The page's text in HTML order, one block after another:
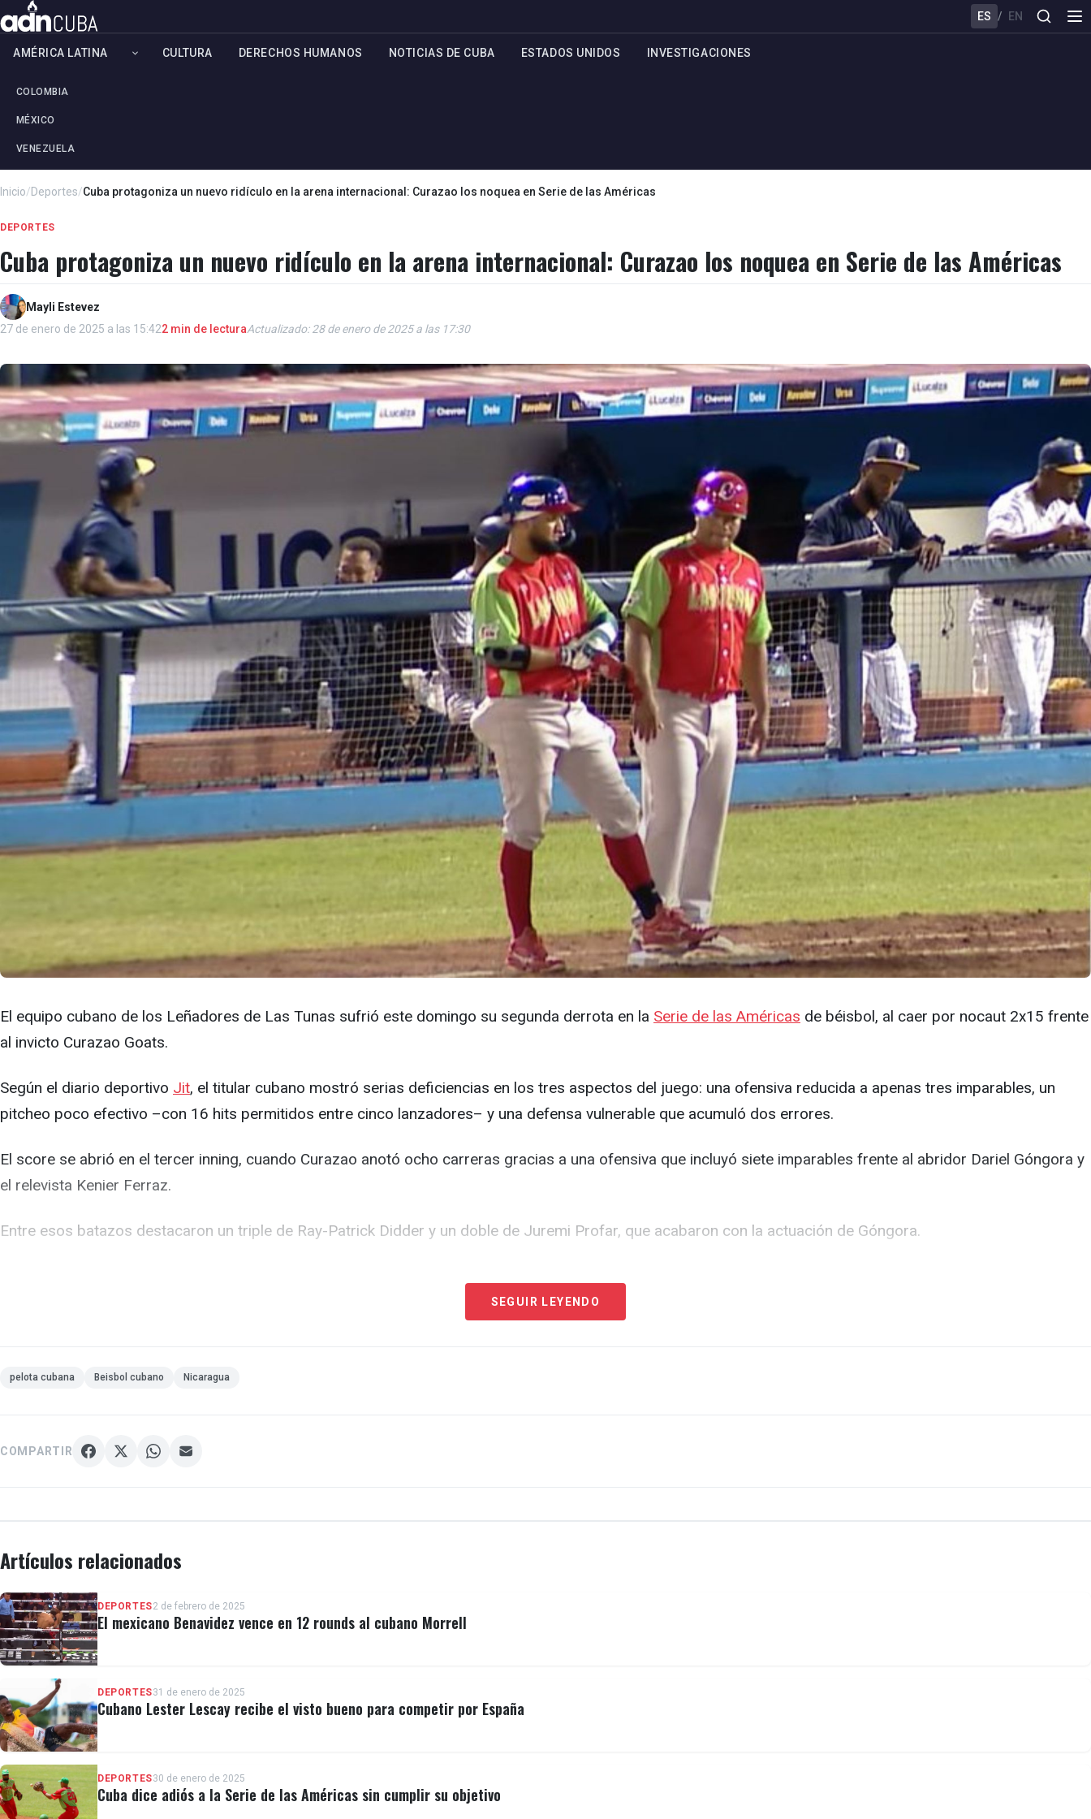
ES / EN
AMÉRICA LATINA
COLOMBIA
MÉXICO
VENEZUELA
CULTURA DERECHOS HUMANOS NOTICIAS DE CUBA ESTADOS UNIDOS INVESTIGACIONES
Inicio/Deportes/Cuba protagoniza un nuevo ridículo en la arena internacional: Curazao los noquea en Serie de las Américas
DEPORTES
Cuba protagoniza un nuevo ridículo en la arena internacional: Curazao los noquea en Serie de las Américas
Mayli Estevez
27 de enero de 2025 a las 15:422 min de lecturaActualizado: 28 de enero de 2025 a las 17:30
El equipo cubano de los Leñadores de Las Tunas sufrió este domingo su segunda derrota en la Serie de las Américas de béisbol, al caer por nocaut 2x15 frente
al invicto Curazao Goats.
Según el diario deportivo Jit, el titular cubano mostró serias deficiencias en los tres aspectos del juego: una ofensiva reducida a apenas tres imparables, un
pitcheo poco efectivo –con 16 hits permitidos entre cinco lanzadores– y una defensa vulnerable que acumuló dos errores.
El score se abrió en el tercer inning, cuando Curazao anotó ocho carreras gracias a una ofensiva que incluyó siete imparables frente al abridor Dariel Góngora y
el relevista Kenier Ferraz.
Entre esos batazos destacaron un triple de Ray-Patrick Didder y un doble de Juremi Profar, que acabaron con la actuación de Góngora.
La situación empeoró en el cuarto episodio, cuando Curazao fabricó otro racimo de siete carreras.
SEGUIR LEYENDO
pelota cubana Beisbol cubano Nicaragua
COMPARTIR
Artículos relacionados
DEPORTES2 de febrero de 2025
El mexicano Benavidez vence en 12 rounds al cubano Morrell
DEPORTES31 de enero de 2025
Cubano Lester Lescay recibe el visto bueno para competir por España
DEPORTES30 de enero de 2025
Cuba dice adiós a la Serie de las Américas sin cumplir su objetivo